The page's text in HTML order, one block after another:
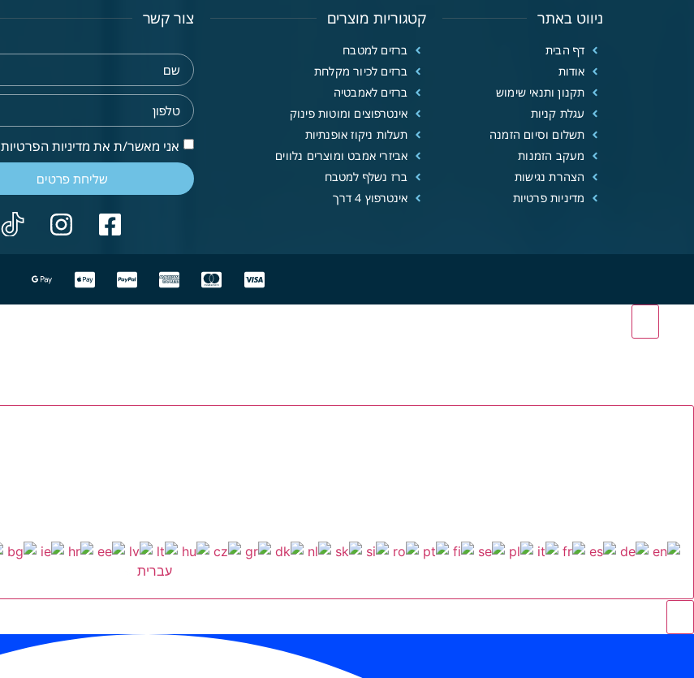
ניווט באתר
דף הבית
אודות
תקנון ותנאי שימוש
עגלת קניות
תשלום וסיום הזמנה
מעקב הזמנות
הצהרת נגישות
מדיניות פרטיות
קטגוריות מוצרים
ברזים למטבח
ברזים לכיור מקלחת
ברזים לאמבטיה
אינטרפוצים ומוטות פינוק
תעלות ניקוז אופנתיות
אביזרי אמבט ומוצרים נלווים
ברז נשלף למטבח
אינטרפוץ 4 דרך
צור קשר
אני מאשר/ת את מדיניות הפרטיות
שליחת פרטים
עברית